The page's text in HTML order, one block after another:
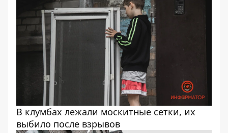
В клумбах лежали москитные сетки, их
выбило после взрывов